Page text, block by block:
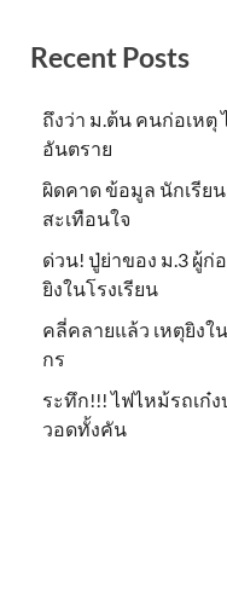
Recent Posts
ถึงว่า ม.ต้น คนก่อเหตุ
อันตราย
ผิดคาด ข้อมูล นักเรีย
สะเทือนใจ
ด่วน! ปู่ย่าของ ม.3 ผู้ก่
ยิงในโรงเรียน
คลี่คลายแล้ว เหตุยิงใ
กร
ระทึก!!! ไฟไหม้รถเก๋
วอดทั้งคัน